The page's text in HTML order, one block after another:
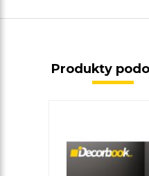
Produkty